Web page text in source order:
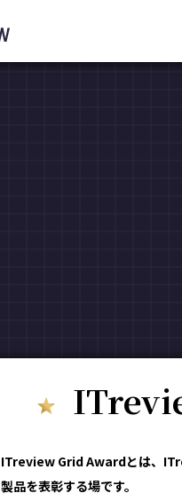
ITreview Grid Awardとは、
製品を表彰する場です。